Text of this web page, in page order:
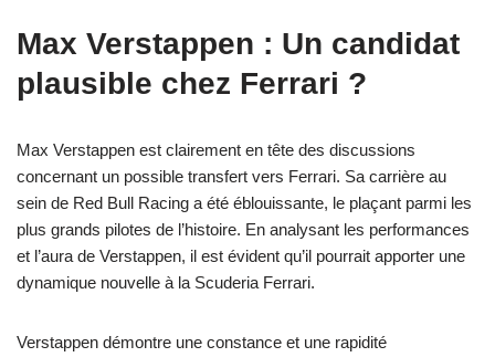
Max Verstappen : Un candidat
plausible chez Ferrari ?
Max Verstappen est clairement en tête des discussions
concernant un possible transfert vers Ferrari. Sa carrière au
sein de Red Bull Racing a été éblouissante, le plaçant parmi les
plus grands pilotes de l’histoire. En analysant les performances
et l’aura de Verstappen, il est évident qu’il pourrait apporter une
dynamique nouvelle à la Scuderia Ferrari.
Verstappen démontre une constance et une rapidité